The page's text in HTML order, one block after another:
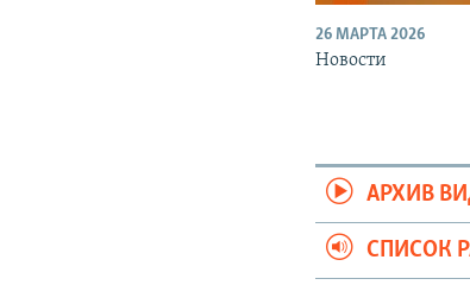
26 МАРТА 2026
Новости
АРХИВ
СПИСОК